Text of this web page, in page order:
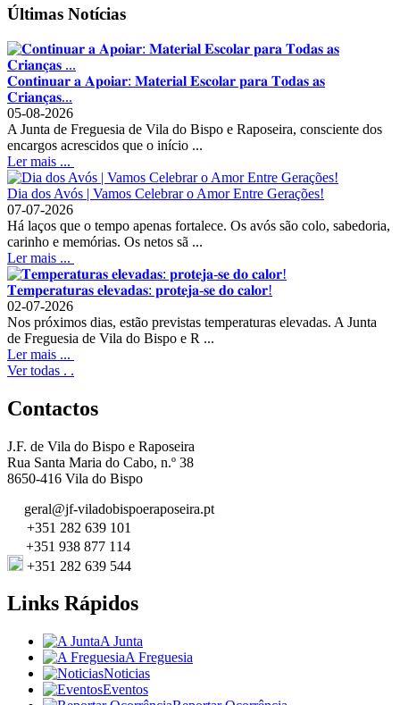
Últimas Notícias
𝐂𝐨𝐧𝐭𝐢𝐧𝐮𝐚𝐫 𝐚 𝐀𝐩𝐨𝐢𝐚𝐫: 𝐌𝐚𝐭𝐞𝐫𝐢𝐚𝐥 𝐄𝐬𝐜𝐨𝐥𝐚𝐫 𝐩𝐚𝐫𝐚 𝐓𝐨𝐝𝐚𝐬 𝐚𝐬
𝐂𝐫𝐢𝐚𝐧𝐜̧𝐚𝐬...
05-08-2026
A Junta de Freguesia de Vila do Bispo e Raposeira, consciente dos
encargos acrescidos que o início ...
Ler mais ...
Dia dos Avós | Vamos Celebrar o Amor Entre Gerações!
07-07-2026
Há laços que o tempo apenas fortalece. Os avós são colo, sabedoria,
carinho e memórias. Os netos sã ...
Ler mais ...
𝐓𝐞𝐦𝐩𝐞𝐫𝐚𝐭𝐮𝐫𝐚𝐬 𝐞𝐥𝐞𝐯𝐚𝐝𝐚𝐬: 𝐩𝐫𝐨𝐭𝐞𝐣𝐚-𝐬𝐞 𝐝𝐨 𝐜𝐚𝐥𝐨𝐫!
02-07-2026
Nos próximos dias, estão previstas temperaturas elevadas. A Junta
de Freguesia de Vila do Bispo e R ...
Ler mais ...
Ver todas . .
Contactos
J.F. de Vila do Bispo e Raposeira
Rua Santa Maria do Cabo, n.º 38
8650-416 Vila do Bispo
geral@jf-viladobispoeraposeira.pt
+351 282 639 101
+351 938 877 114
+351 282 639 544
Links Rápidos
A Junta
A Freguesia
Noticias
Eventos